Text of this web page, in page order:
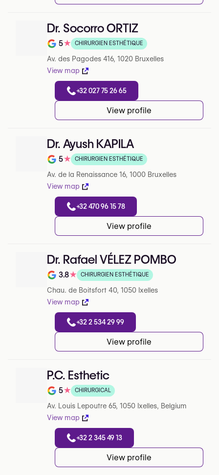
Dr. Socorro ORTIZ
Note de 5 sur 5 sur Google
5★ CHIRURGIEN ESTHÉTIQUE
Av. des Pagodes 416, 1020 Bruxelles
View map
+32 027 75 26 65
View profile
Dr. Ayush KAPILA
Note de 5 sur 5 sur Google
5★ CHIRURGIEN ESTHÉTIQUE
Av. de la Renaissance 16, 1000 Bruxelles
View map
+32 470 96 15 78
View profile
Dr. Rafael VÉLEZ POMBO
Note de 3.8 sur 5 sur Google
3.8★ CHIRURGIEN ESTHÉTIQUE
Chau. de Boitsfort 40, 1050 Ixelles
View map
+32 2 534 29 99
View profile
P.C. Esthetic
Note de 5 sur 5 sur Google
5★ CHIRURGICAL
Av. Louis Lepoutre 65, 1050 Ixelles, Belgium
View map
+32 2 345 49 13
View profile